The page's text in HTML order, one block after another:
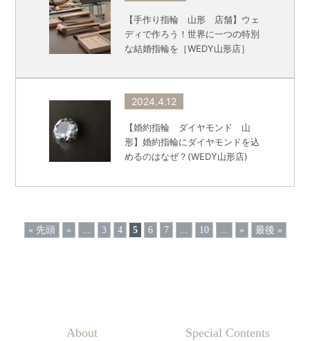
【手作り指輪 山形 店舗】ウェ
ディで作ろう！世界に一つの特別
な結婚指輪を［WEDY山形店］
2024.4.12
【婚約指輪 ダイヤモンド 山
形】婚約指輪にダイヤモンドを込
めるのはなぜ？(WEDY山形店)
« 先頭 « 3 4 5 6 7 10 » 最後 »
About Special Contents